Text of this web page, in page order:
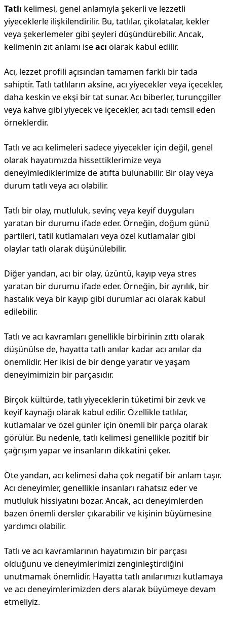
Tatlı kelimesi, genel anlamıyla şekerli ve lezzetli
yiyeceklerle ilişkilendirilir. Bu, tatlılar, çikolatalar, kekler
veya şekerlemeler gibi şeyleri düşündürebilir. Ancak,
kelimenin zıt anlamı iseacı olarak kabul edilir.
Acı, lezzet profili açısından tamamen farklı bir tada
sahiptir. Tatlı tatlıların aksine, acı yiyecekler veya içecekler,
daha keskin ve ekşi bir tat sunar. Acı biberler, turunçgiller
veya kahve gibi yiyecek ve içecekler, acı tadı temsil eden
örneklerdir.
Tatlı ve acı kelimeleri sadece yiyecekler için değil, genel
olarak hayatımızda hissettiklerimize veya
deneyimlediklerimize de atıfta bulunabilir. Bir olay veya
durum tatlı veya acı olabilir.
Tatlı bir olay, mutluluk, sevinç veya keyif duyguları
yaratan bir durumu ifade eder. Örneğin, doğum günü
partileri, tatil kutlamaları veya özel kutlamalar gibi
olaylar tatlı olarak düşünülebilir.
Diğer yandan, acı bir olay, üzüntü, kayıp veya stres
yaratan bir durumu ifade eder. Örneğin, bir ayrılık, bir
hastalık veya bir kayıp gibi durumlar acı olarak kabul
edilebilir.
Tatlı ve acı kavramları genellikle birbirinin zıttı olarak
düşünülse de, hayatta tatlı anılar kadar acı anılar da
önemlidir. Her ikisi de bir denge yaratır ve yaşam
deneyimimizin bir parçasıdır.
Birçok kültürde, tatlı yiyeceklerin tüketimi bir zevk ve
keyif kaynağı olarak kabul edilir. Özellikle tatlılar,
kutlamalar ve özel günler için önemli bir parça olarak
görülür. Bu nedenle, tatlı kelimesi genellikle pozitif bir
çağrışım yapar ve insanların dikkatini çeker.
Öte yandan, acı kelimesi daha çok negatif bir anlam taşır.
Acı deneyimler, genellikle insanları rahatsız eder ve
mutluluk hissiyatını bozar. Ancak, acı deneyimlerden
bazen önemli dersler çıkarabilir ve kişinin büyümesine
yardımcı olabilir.
Tatlı ve acı kavramlarının hayatımızın bir parçası
olduğunu ve deneyimlerimizi zenginleştirdiğini
unutmamak önemlidir. Hayatta tatlı anılarımızı kutlamaya
ve acı deneyimlerimizden ders alarak büyümeye devam
etmeliyiz.